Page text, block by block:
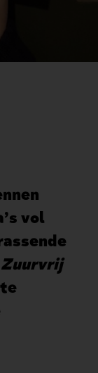
vol
Zuurvrij